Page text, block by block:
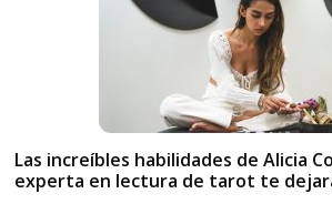
Las increíbles habilidades de Alicia
experta en lectura de tarot te